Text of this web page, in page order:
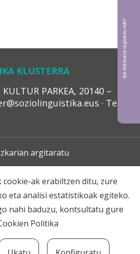
KLUSTERRA
PARKEA, 20140 –
· Tel.:
argitaratu
Lege Oharra
Harpidetza
cookie-ak erabiltzen ditu, zure
eta analisi estatistikoak egiteko.
nahi baduzu, kontsultatu gure
Politika
Bat aldizkarian argitaratu nahi?